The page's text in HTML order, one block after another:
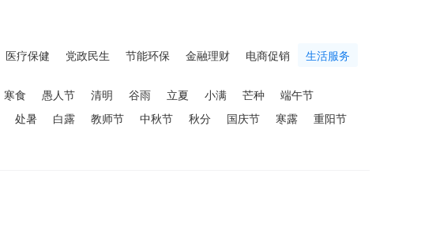
医疗保健 党政民生 节能环保 金融理财 电商促销 生活服务
寒食 愚人节 清明 谷雨 立夏 小满 芒种
端午节
处暑 白露 教师节 中秋节 秋分 国庆节 寒露
重阳节